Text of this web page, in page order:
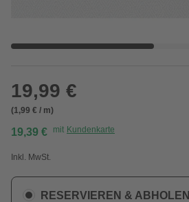
19,99 €
(1,99 € / m)
19,39 € mit Kundenkarte
Inkl. MwSt.
RESERVIEREN & ABHOLEN